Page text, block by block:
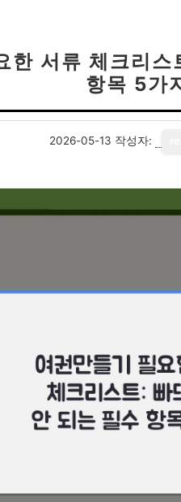
한 서류 체크리
항목 5가
2026-05-13 작성자: